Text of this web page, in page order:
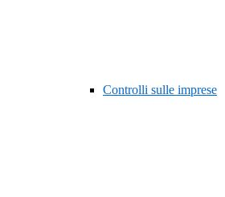
Controlli sulle imprese